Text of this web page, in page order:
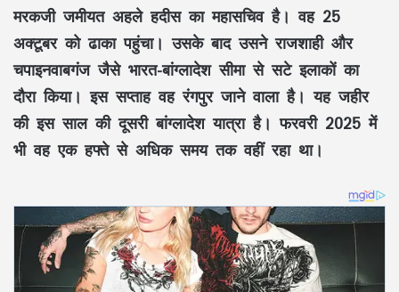
मरकजी जमीयत अहले हदीस का महासचिव है। वह 25
अक्टूबर को ढाका पहुंचा। उसके बाद उसने राजशाही और
चपाइनवाबगंज जैसे भारत-बांग्लादेश सीमा से सटे इलाकों का
दौरा किया। इस सप्ताह वह रंगपुर जाने वाला है। यह जहीर
की इस साल की दूसरी बांग्लादेश यात्रा है। फरवरी 2025 में
भी वह एक हफ्ते से अधिक समय तक वहीं रहा था।